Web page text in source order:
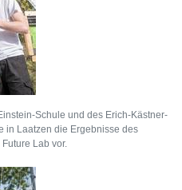
Schule und des Erich-Kästner-
in Laatzen die Ergebnisse des
Lab vor.